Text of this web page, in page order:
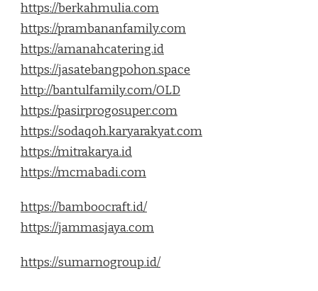
https://berkahmulia.com
https://prambananfamily.com
https://amanahcatering.id
https://jasatebangpohon.space
http://bantulfamily.com/OLD
https://pasirprogosuper.com
https://sodaqoh.karyarakyat.com
https://mitrakarya.id
https://mcmabadi.com
https://bamboocraft.id/
https://jammasjaya.com
https://sumarnogroup.id/